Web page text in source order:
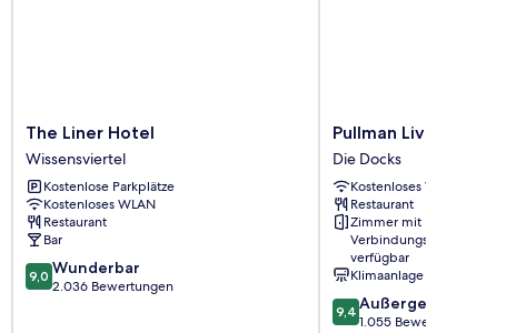
The
Liner
Hotel
Wissensviertel
The Liner Hotel
Wissensviertel
Kostenlose Parkplätze
Kostenloses WLAN
Restaurant
Bar
9.0
von
9,0 Wunderbar
2.036 Bewertungen
Pullman
Liverpool
Die
Docks
Pullman Liverpool
Die Docks
Kostenloses WLAN
Restaurant
Zimmer mit
Verbindungstür
verfügbar
Klimaanlage
9.4
von
9,4 Außergewöhnlich
1.055 Bewertungen